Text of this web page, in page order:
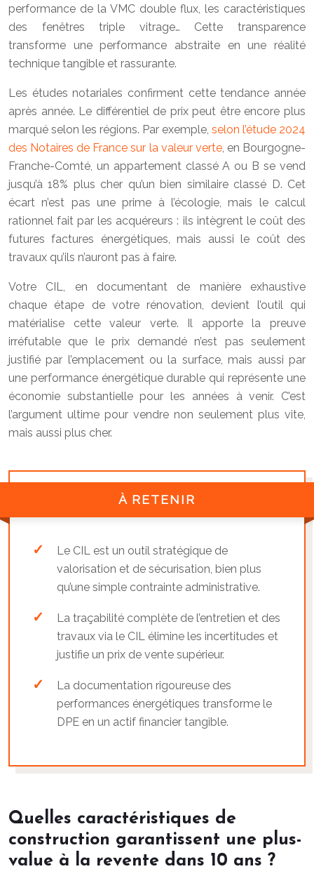
performance de la VMC double flux, les caractéristiques
des fenêtres triple vitrage… Cette transparence
transforme une performance abstraite en une réalité
technique tangible et rassurante.
Les études notariales confirment cette tendance année
après année. Le différentiel de prix peut être encore plus
marqué selon les régions. Par exemple, selon l’étude 2024
des Notaires de France sur la valeur verte, en Bourgogne-
Franche-Comté, un appartement classé A ou B se vend
jusqu’à 18% plus cher qu’un bien similaire classé D. Cet
écart n’est pas une prime à l’écologie, mais le calcul
rationnel fait par les acquéreurs : ils intègrent le coût des
futures factures énergétiques, mais aussi le coût des
travaux qu’ils n’auront pas à faire.
Votre CIL, en documentant de manière exhaustive
chaque étape de votre rénovation, devient l’outil qui
matérialise cette valeur verte. Il apporte la preuve
irréfutable que le prix demandé n’est pas seulement
justifié par l’emplacement ou la surface, mais aussi par
une performance énergétique durable qui représente une
économie substantielle pour les années à venir. C’est
l’argument ultime pour vendre non seulement plus vite,
mais aussi plus cher.
À RETENIR
Le CIL est un outil stratégique de
valorisation et de sécurisation, bien plus
qu’une simple contrainte administrative.
La traçabilité complète de l’entretien et des
travaux via le CIL élimine les incertitudes et
justifie un prix de vente supérieur.
La documentation rigoureuse des
performances énergétiques transforme le
DPE en un actif financier tangible.
Quelles caractéristiques de
construction garantissent une plus-
value à la revente dans 10 ans ?